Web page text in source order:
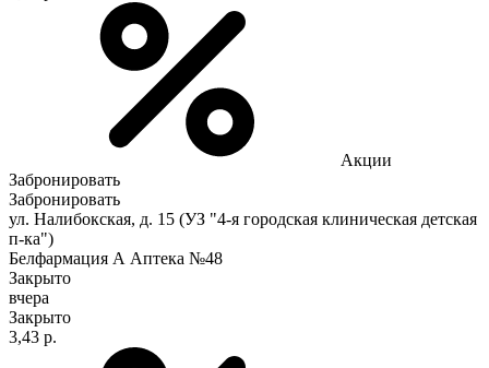
Акции
Забронировать
Забронировать
ул. Налибокская, д. 15 (УЗ "4-я городская клиническая детская
п-ка")
Белфармация А Аптека №48
Закрыто
вчера
Закрыто
3,43 р.